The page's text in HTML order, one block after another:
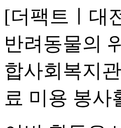
[더팩트ㅣ대
반려동물의
합사회복지
료 미용 봉사